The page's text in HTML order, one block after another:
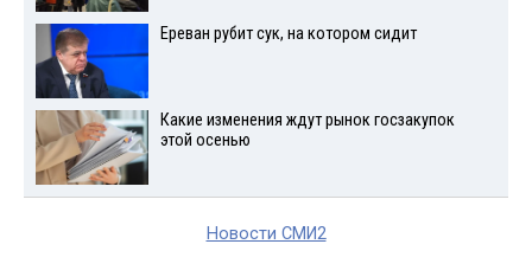
Ереван рубит сук, на котором сидит
Какие изменения ждут рынок госзакупок
этой осенью
Новости СМИ2